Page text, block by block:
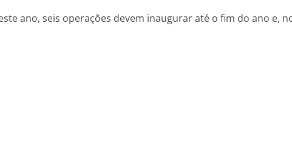
ano, seis operações devem inaugurar até o fim do ano e,